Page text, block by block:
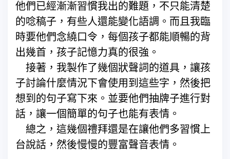
他們已經漸漸習慣我出的難題，不只能清楚
的唸稿子，有些人還能變化語調。而且我臨
時要他們念繞口令，每個孩子都能順暢的背
出幾首，孩子記憶力真的很強。
接著，我製作了幾個狀聲詞的道具，讓孩
子討論什麼情況下會使用到這些字，然後把
想到的句子寫下來。並要他們抽牌子進行對
話，讓一個簡單的句子也能有表情。
總之，這幾個禮拜還是在讓他們多習慣上
台說話，然後慢慢的豐富聲音表情。